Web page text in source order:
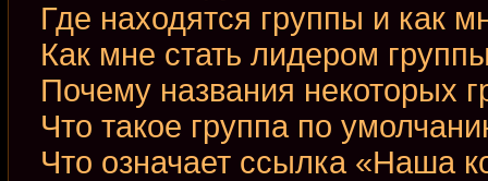
Где находятся группы и как
Как мне стать лидером
Почему названия некоторых
Что такое группа по
Что означает ссылка «Наша